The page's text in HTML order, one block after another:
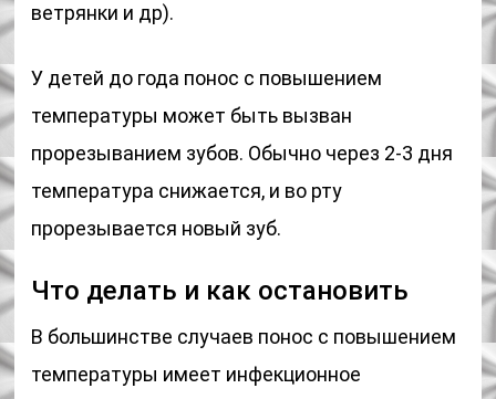
ветрянки и др).
У детей до года понос с повышением
температуры может быть вызван
прорезыванием зубов. Обычно через 2-3 дня
температура снижается, и во рту
прорезывается новый зуб.
Что делать и как остановить
В большинстве случаев понос с повышением
температуры имеет инфекционное